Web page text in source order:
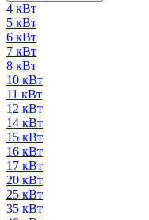
4 кВт
5 кВт
6 кВт
7 кВт
8 кВт
10 кВт
11 кВт
12 кВт
14 кВт
15 кВт
16 кВт
17 кВт
20 кВт
25 кВт
35 кВт